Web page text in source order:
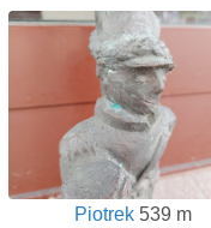
Piotrek 539 m